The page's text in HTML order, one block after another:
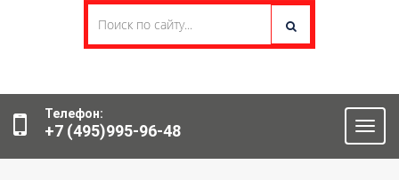
Телефон:
+7 (495)995-96-48